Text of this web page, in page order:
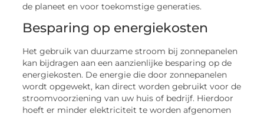
de planeet en voor toekomstige generaties.
Besparing op energiekosten
Het gebruik van duurzame stroom bij zonnepanelen
kan bijdragen aan een aanzienlijke besparing op de
energiekosten. De energie die door zonnepanelen
wordt opgewekt, kan direct worden gebruikt voor de
stroomvoorziening van uw huis of bedrijf. Hierdoor
hoeft er minder elektriciteit te worden afgenomen